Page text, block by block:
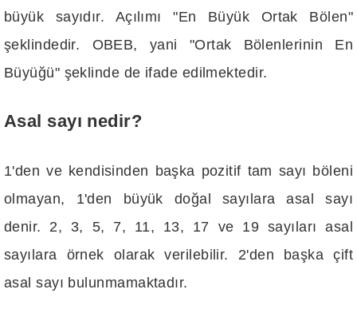
büyük sayıdır. Açılımı "En Büyük Ortak Bölen"
şeklindedir. OBEB, yani "Ortak Bölenlerinin En
Büyüğü" şeklinde de ifade edilmektedir.
Asal sayı nedir?
1'den ve kendisinden başka pozitif tam sayı böleni
olmayan, 1'den büyük doğal sayılara asal sayı
denir. 2, 3, 5, 7, 11, 13, 17 ve 19 sayıları asal
sayılara örnek olarak verilebilir. 2'den başka çift
asal sayı bulunmamaktadır.